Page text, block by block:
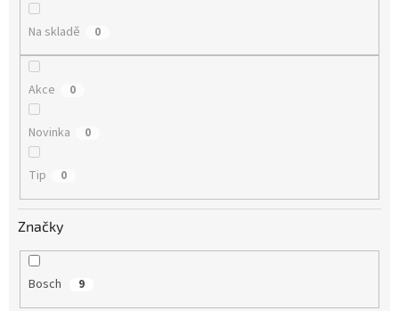
Na skladě 0
Akce 0
Novinka 0
Tip 0
Značky
Bosch 9